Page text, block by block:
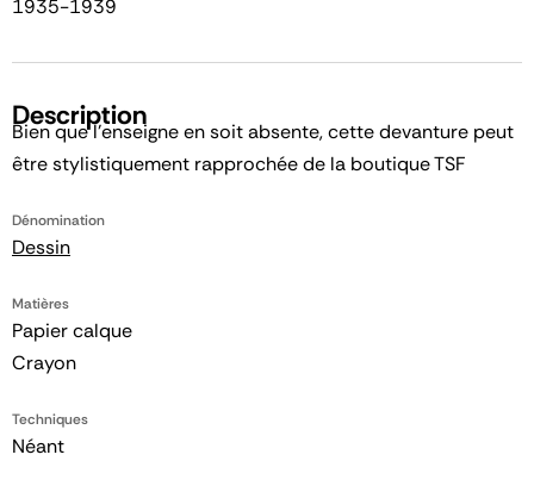
1935-1939
Description
Bien que l'enseigne en soit absente, cette devanture peut
être stylistiquement rapprochée de la boutique TSF
Dénomination
Dessin
Matières
Papier calque
Crayon
Techniques
Néant